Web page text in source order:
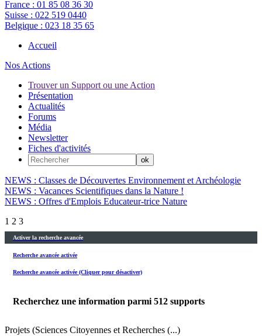
France : 01 85 08 36 30
Suisse : 022 519 0440
Belgique : 023 18 35 65
Accueil
Nos Actions
Trouver un Support ou une Action
Présentation
Actualités
Forums
Média
Newsletter
Fiches d'activités
NEWS : Classes de Découvertes Environnement et Archéologie
NEWS : Vacances Scientifiques dans la Nature !
NEWS : Offres d'Emplois Educateur-trice Nature
1 2 3
Activer la recherche avancée
Recherche avancée activée
Recherche avancée activée (Cliquer pour désactiver)
Recherchez une information parmi 512 supports
Projets (Sciences Citoyennes et Recherches (...)